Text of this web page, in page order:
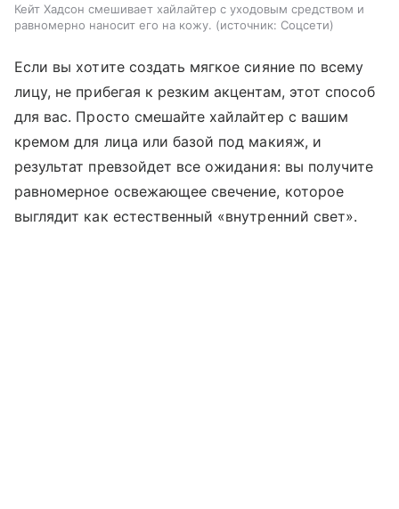
Кейт Хадсон смешивает хайлайтер с уходовым средством и
равномерно наносит его на кожу.
источник: Соцсети
Если вы хотите создать мягкое сияние по всему
лицу, не прибегая к резким акцентам, этот способ
для вас. Просто смешайте хайлайтер с вашим
кремом для лица или базой под макияж, и
результат превзойдет все ожидания: вы получите
равномерное освежающее свечение, которое
выглядит как естественный «внутренний свет».